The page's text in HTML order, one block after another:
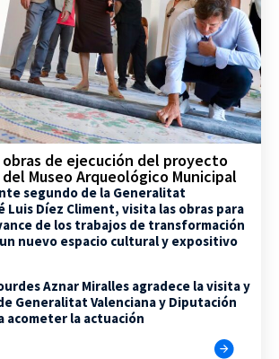
de ejecución del proyecto
Museo Arqueológico Municipal
segundo de la Generalitat
Luis Díez Climent, visita las obras para
de los trabajos de transformación
nuevo espacio cultural y expositivo
Aznar Miralles agradece la visita y
Generalitat Valenciana y Diputación
acometer la actuación